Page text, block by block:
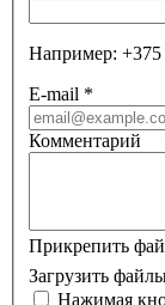
Например: +375
E-mail *
Комментарий
Прикрепить
Загрузить
Нажимая